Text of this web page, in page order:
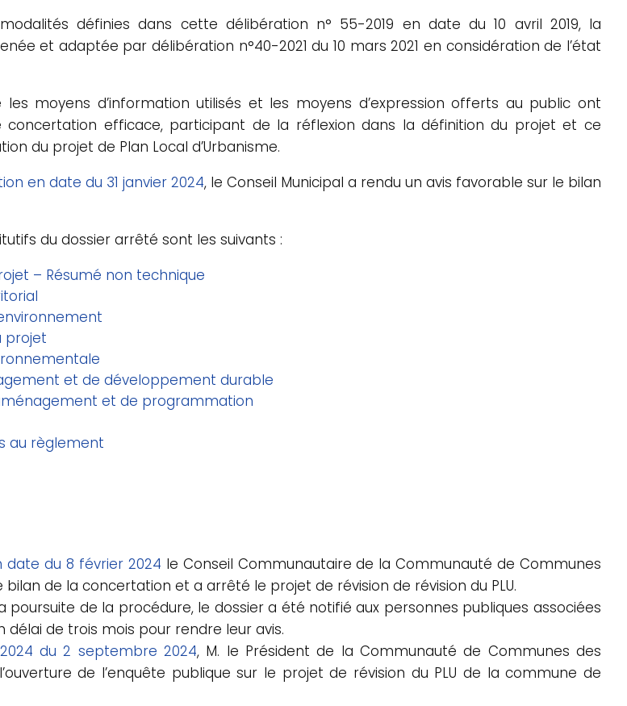
définies dans cette délibération n° 55-2019 en date du 10 avril 2019, la
et adaptée par délibération n°40-2021 du 10 mars 2021 en considération de l’état
moyens d’information utilisés et les moyens d’expression offerts au public ont
concertation efficace, participant de la réflexion dans la définition du projet et ce
du projet de Plan Local d’Urbanisme.
en date du 31 janvier 2024, le Conseil Municipal a rendu un avis favorable sur le bilan
du dossier arrêté sont les suivants :
– Résumé non technique
projet
et de développement durable
et de programmation
au règlement
date du 8 février 2024 le Conseil Communautaire de la Communauté de Communes
bilan de la concertation et a arrêté le projet de révision de révision du PLU.
poursuite de la procédure, le dossier a été notifié aux personnes publiques associées
délai de trois mois pour rendre leur avis.
du 2 septembre 2024, M. le Président de la Communauté de Communes des
de l’enquête publique sur le projet de révision du PLU de la commune de